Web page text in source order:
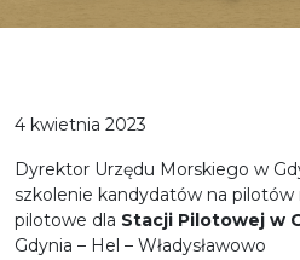
4 kwietnia 2023
Dyrektor Urzędu Morskiego w
szkolenie kandydatów na pilotów
pilotowe dla Stacji Pilotowej w
Gdynia – Hel – Władysławowo